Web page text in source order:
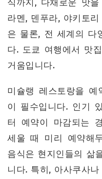
식까지, 다채로운 맛
라멘, 덴푸라, 야키토
은 물론, 전 세계의 다
다. 도쿄 여행에서 맛
거움입니다.
미슐랭 레스토랑을
이 필수입니다. 인기
터 예약이 마감되는
세울 때 미리 예약해
음식은 현지인들의 삶
니다. 특히, 아사쿠사